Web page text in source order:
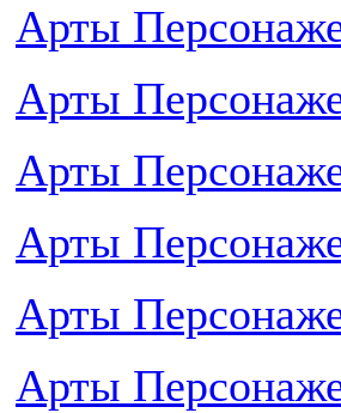
Арты
Арты
Арты
Арты
Арты
Арты